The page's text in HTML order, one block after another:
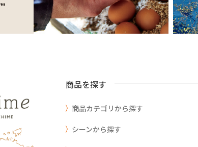
商品を探す
商品カテゴリから探す
シーンから探す